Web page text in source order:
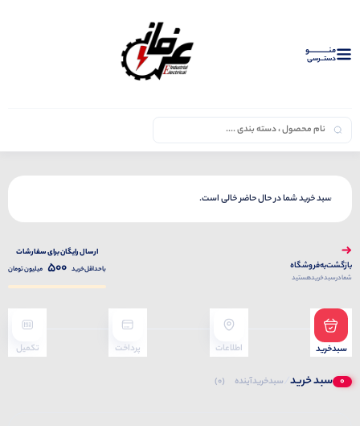
منــــــــــــو
دستــرسی
سبد خرید شما در حال حاضر خالی است.
بازگشت‌به‌فروشگاه
شما‌در‌سبد‌خرید‌هستید
ارسال ‌رایگان‌ برای‌ سفارشات
با‌حداقل‌خرید 500 میلیون تومان
سبدخرید اطلاعات پرداخت تکمیل
0 سبد خرید سبدخرید‌آینده (0)